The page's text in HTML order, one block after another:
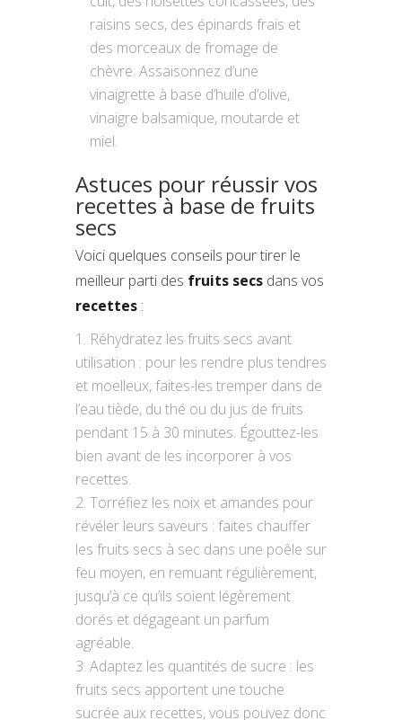
raisins secs, des épinards frais et
des morceaux de fromage de
chèvre. Assaisonnez d’une
vinaigrette à base d’huile d’olive,
vinaigre balsamique, moutarde et
miel.
Astuces pour réussir vos
recettes à base de fruits
secs
Voici quelques conseils pour tirer le
meilleur parti des fruits secs dans vos
recettes :
Réhydratez les fruits secs avant
utilisation : pour les rendre plus tendres
et moelleux, faites-les tremper dans de
l’eau tiède, du thé ou du jus de fruits
pendant 15 à 30 minutes. Égouttez-les
bien avant de les incorporer à vos
recettes.
Torréfiez les noix et amandes pour
révéler leurs saveurs : faites chauffer
les fruits secs à sec dans une poêle sur
feu moyen, en remuant régulièrement,
jusqu’à ce qu’ils soient légèrement
dorés et dégageant un parfum
agréable.
Adaptez les quantités de sucre : les
fruits secs apportent une touche
sucrée aux recettes, vous pouvez donc